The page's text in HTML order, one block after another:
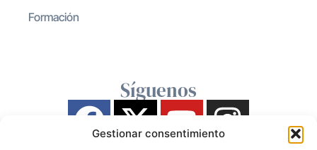
Gestionar consentimiento
Formación
Síguenos